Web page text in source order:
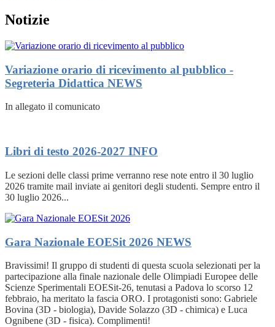
Notizie
Variazione orario di ricevimento al pubblico -
Segreteria Didattica NEWS
In allegato il comunicato
Libri di testo 2026-2027 INFO
Le sezioni delle classi prime verranno rese note entro il 30 luglio
2026 tramite mail inviate ai genitori degli studenti. Sempre entro il
30 luglio 2026...
Gara Nazionale EOESit 2026 NEWS
Bravissimi! Il gruppo di studenti di questa scuola selezionati per la
partecipazione alla finale nazionale delle Olimpiadi Europee delle
Scienze Sperimentali EOESit-26, tenutasi a Padova lo scorso 12
febbraio, ha meritato la fascia ORO. I protagonisti sono: Gabriele
Bovina (3D - biologia), Davide Solazzo (3D - chimica) e Luca
Ognibene (3D - fisica). Complimenti!